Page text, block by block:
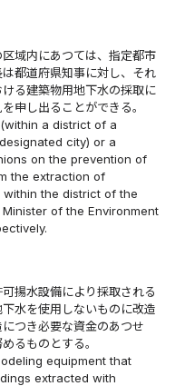
域内にあつては、指定都市
都道府県知事に対し、それ
る建築物用地下水の採取に
申し出ることができる。
a district of a
city) or a
on the prevention of
the extraction of
the district of the
of the Environment
揚水設備により採取される
水を使用しないものに改造
つき必要な資金のあつせ
るものとする。
equipment that
extracted with